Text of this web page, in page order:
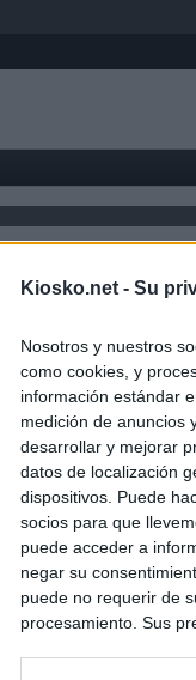
Kiosko.net - Su
Nosotros y nuestros
como cookies, y
información estándar
medición de anuncios
desarrollar y mejorar
datos de localización
dispositivos. Puede
socios para que
puede acceder a
negar su
puede no requerir de
procesamiento. Sus